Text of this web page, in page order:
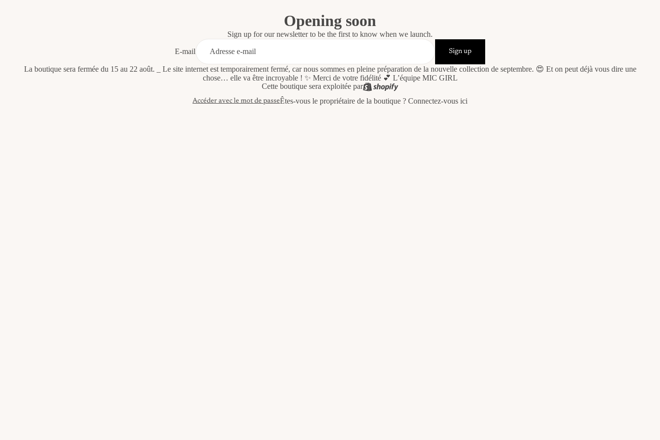
Opening soon
Sign up for our newsletter to be the first to know when we launch.
E-mail Sign up
La boutique sera fermée du 15 au 22 août. _ Le site internet est temporairement fermé, car nous sommes en pleine préparation de la nouvelle collection de septembre. 😍 Et on peut déjà vous dire une
chose… elle va être incroyable ! ✨ Merci de votre fidélité 💕 L’équipe MIC GIRL
Cette boutique sera exploitée par
Accéder avec le mot de passeÊtes-vous le propriétaire de la boutique ? Connectez-vous ici